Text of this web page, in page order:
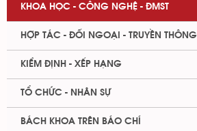
KHOA HỌC - CÔNG NGHỆ - ĐMST
HỢP TÁC - ĐỐI NGOẠI - TRUYỀN THÔNG
KIỂM ĐỊNH - XẾP HẠNG
TỔ CHỨC - NHÂN SỰ
BÁCH KHOA TRÊN BÁO CHÍ